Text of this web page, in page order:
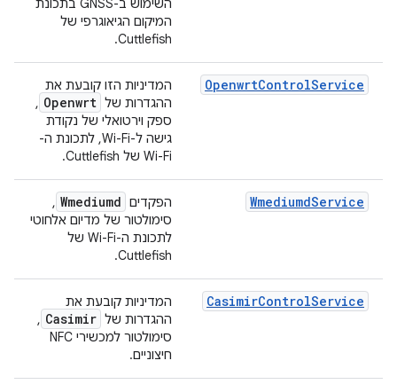
השימוש ב-GNSS בתכונת
המיקום הגיאוגרפי של
Cuttlefish.
OpenwrtControlService
המדיניות הזו קובעת את
ההגדרות של Openwrt
,
ספק וירטואלי של נקודת
גישה ל-Wi-Fi, לתכונת ה-
Wi-Fi של Cuttlefish.
WmediumdService הפקדים Wmediumd
,
סימולטור של מדיום אלחוטי
לתכונת ה-Wi-Fi של
Cuttlefish.
CasimirControlService
המדיניות קובעת את
ההגדרות של Casimir
,
סימולטור למכשירי NFC
חיצוניים.